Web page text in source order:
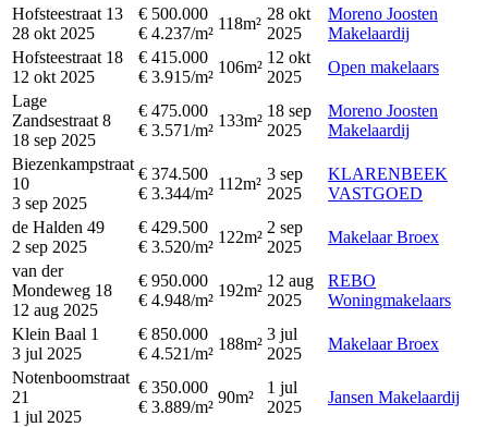
Hofsteestraat 13
28 okt 2025
€ 500.000
€ 4.237/m²
118m²
28 okt
2025
Moreno Joosten
Makelaardij
Hofsteestraat 18
12 okt 2025
€ 415.000
€ 3.915/m²
106m²
12 okt
2025
Open makelaars
Lage
Zandsestraat 8
18 sep 2025
€ 475.000
€ 3.571/m²
133m²
18 sep
2025
Moreno Joosten
Makelaardij
Biezenkampstraat
10
3 sep 2025
€ 374.500
€ 3.344/m²
112m²
3 sep
2025
KLARENBEEK
VASTGOED
de Halden 49
2 sep 2025
€ 429.500
€ 3.520/m²
122m²
2 sep
2025
Makelaar Broex
van der
Mondeweg 18
12 aug 2025
€ 950.000
€ 4.948/m²
192m²
12 aug
2025
REBO
Woningmakelaars
Klein Baal 1
3 jul 2025
€ 850.000
€ 4.521/m²
188m²
3 jul
2025
Makelaar Broex
Notenboomstraat
21
1 jul 2025
€ 350.000
€ 3.889/m²
90m²
1 jul
2025
Jansen Makelaardij